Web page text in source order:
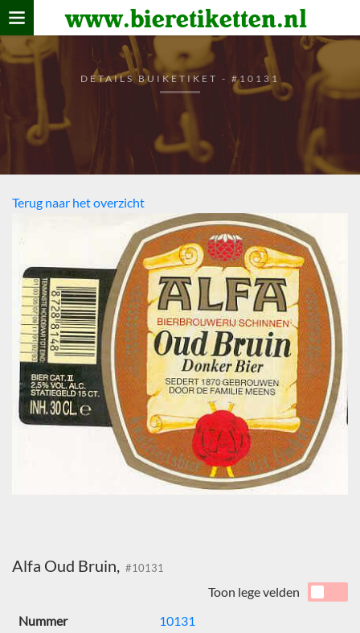
www.bieretiketten.nl
Home
verzamelen
De bierkaart
Bezoekers
DETAILS BUIKETIKET - #10131
Terug naar het overzicht
Alfa Oud Bruin, #10131
Toon lege velden
Nummer
10131